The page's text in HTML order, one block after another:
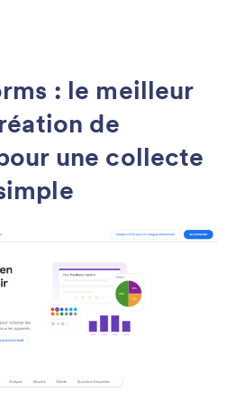
: le meilleur
de
une collecte